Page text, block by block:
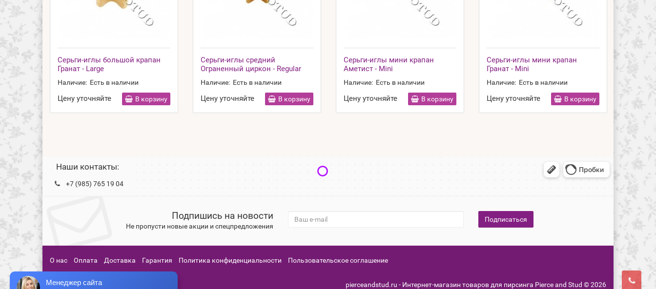
Серьги-иглы большой крапан
Гранат - Large
Наличие: Есть в наличии
Цену уточняйте В корзину
Серьги-иглы средний
Ограненный циркон - Regular
Наличие: Есть в наличии
Цену уточняйте В корзину
Серьги-иглы мини крапан
Аметист - Mini
Наличие: Есть в наличии
Цену уточняйте В корзину
Серьги-иглы мини крапан
Гранат - Mini
Наличие: Есть в наличии
Цену уточняйте В корзину Цену
Наши контакты:
+7 (985) 765 19 04
Подпишись на новости
Не пропусти новые акции и спецпредложения
Подписаться
О нас Оплата Доставка Гарантия Политика конфиденциальности Пользовательское соглашение
pierceandstud.ru - Интернет-магазин товаров для пирсинга Pierce and Stud © 2026
Менеджер сайта